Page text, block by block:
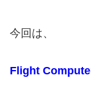
今 回は、
Flight